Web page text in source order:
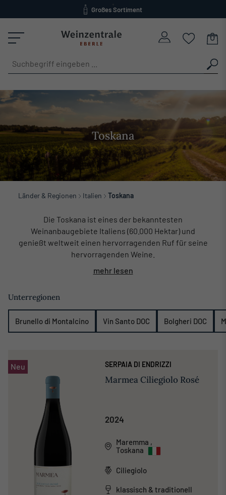
Großes Sortiment
Toskana
Länder & Regionen Italien Toskana
Die Toskana ist eines der bekanntesten
Weinanbaugebiete Italiens (60.000 Hektar) und
genießt weltweit einen hervorragenden Ruf für seine
hervorragenden Weine.
mehr lesen
Unterregionen
Brunello di Montalcino Vin Santo DOC Bolgheri DOC
Neu SERPAIA DI ENDRIZZI
Marmea Ciliegiolo Rosé
2024
Maremma ,
Toskana
Ciliegiolo
klassisch & traditionell